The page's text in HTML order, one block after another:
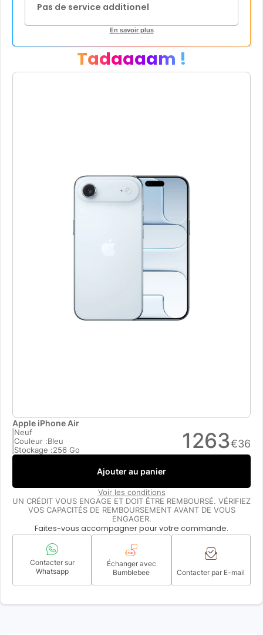
Pas de service additionel
En savoir plus
Tadaaaam !
Apple iPhone Air
Neuf
Couleur :Bleu
Stockage :256 Go 1263€36
Ajouter au panier
Voir les conditions
UN CRÉDIT VOUS ENGAGE ET DOIT ÊTRE REMBOURSÉ. VÉRIFIEZ
VOS CAPACITÉS DE REMBOURSEMENT AVANT DE VOUS
ENGAGER.
Faites-vous accompagner pour votre commande.
Contacter sur
Whatsapp
Échanger avec
Bumblebee
Contacter par E-mail